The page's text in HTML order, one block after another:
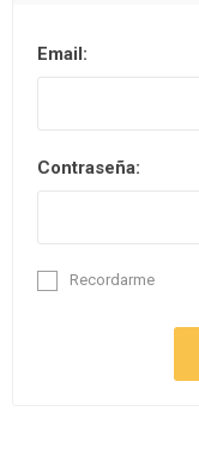
Email:
Contraseña:
Recordarme